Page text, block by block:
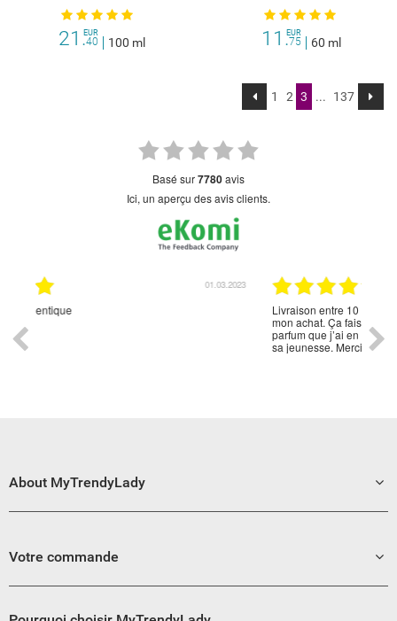
21.40
EUR
100 ml 11.75
EUR
60 ml
1 2 3 ... 137
basé sur7780avis
Ici, un aperçu des avis clients.
01.03.2023 27.02.2023
Livraison entre 10 et 15 jours bien emballé. Je suis ravi de
mon achat. Ça faisait des années que mon mari rechercher ce
parfum que j’ai en poche enfin pu lui offrir. Cela lui a rappelé
sa jeunesse. Merci à vous de m’avoir permis de le rendre
About MyTrendyLady
Votre commande